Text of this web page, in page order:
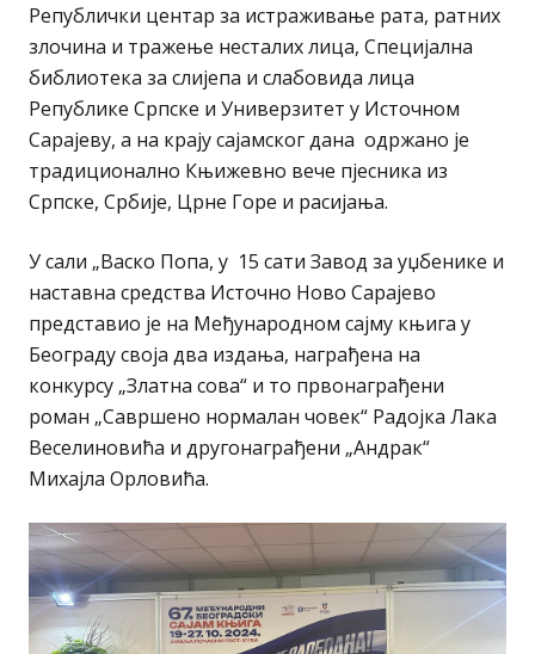
Републички центар за истраживање рата, ратних
злочина и тражење несталих лица, Специјална
библиотека за слијепа и слабовида лица
Републике Српске и Универзитет у Источном
Сарајеву, а на крају сајамског дана одржано је
традиционално Књижевно вече пјесника из
Српске, Србије, Црне Горе и расијања.
У сали „Васко Попа, у 15 сати Завод за уџбенике и
наставна средства Источно Ново Сарајево
представио је на Међународном сајму књига у
Београду своја два издања, награђена на
конкурсу „Златна сова“ и то првонаграђени
роман „Савршено нормалан човек“ Радојка Лака
Веселиновића и другонаграђени „Андрак“
Михајла Орловића.